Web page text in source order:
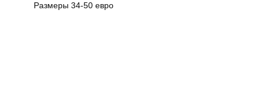
Размеры 34-50 евро